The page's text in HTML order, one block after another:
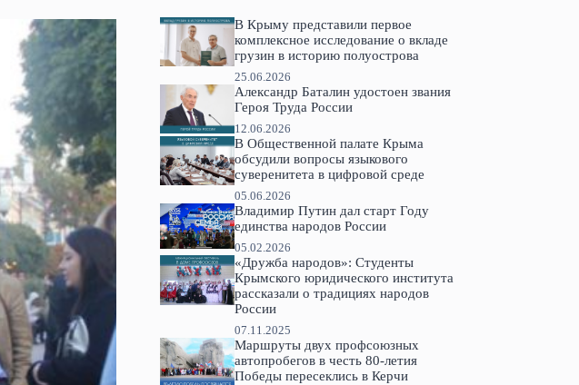
В Крыму представили первое
комплексное исследование о вкладе
грузин в историю полуострова
25.06.2026
Александр Баталин удостоен звания
Героя Труда России
12.06.2026
В Общественной палате Крыма
обсудили вопросы языкового
суверенитета в цифровой среде
05.06.2026
Владимир Путин дал старт Году
единства народов России
05.02.2026
«Дружба народов»: Студенты
Крымского юридического института
рассказали о традициях народов
России
07.11.2025
Маршруты двух профсоюзных
автопробегов в честь 80-летия
Победы пересеклись в Керчи